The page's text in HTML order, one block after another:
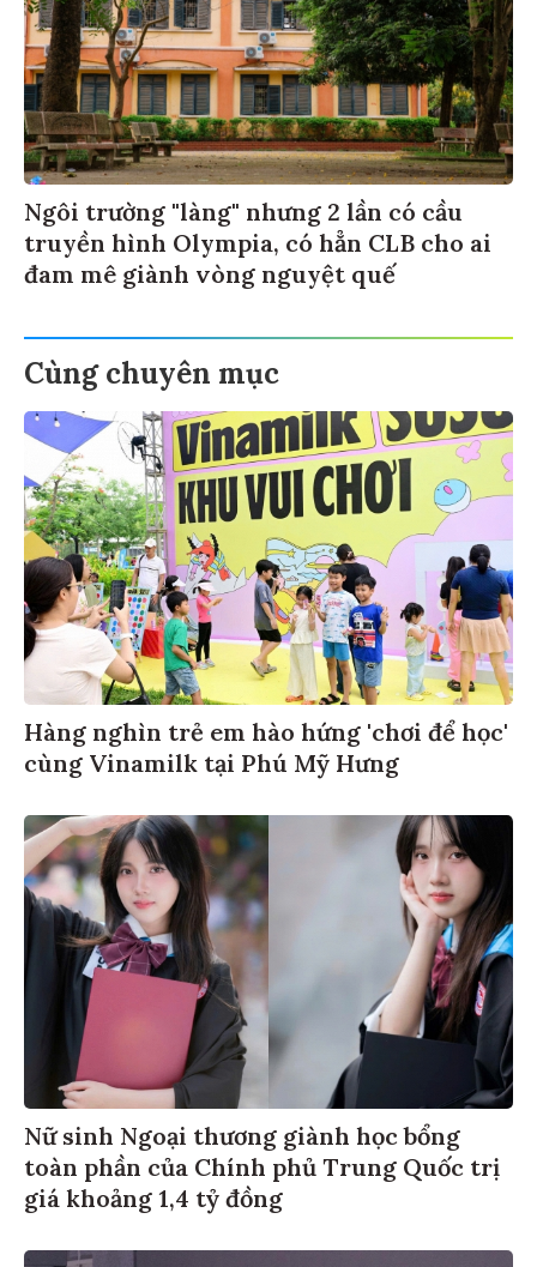
Ngôi trường "làng" nhưng 2 lần có cầu
truyền hình Olympia, có hẳn CLB cho ai
đam mê giành vòng nguyệt quế
Cùng chuyên mục
Hàng nghìn trẻ em hào hứng 'chơi để học'
cùng Vinamilk tại Phú Mỹ Hưng
Nữ sinh Ngoại thương giành học bổng
toàn phần của Chính phủ Trung Quốc trị
giá khoảng 1,4 tỷ đồng